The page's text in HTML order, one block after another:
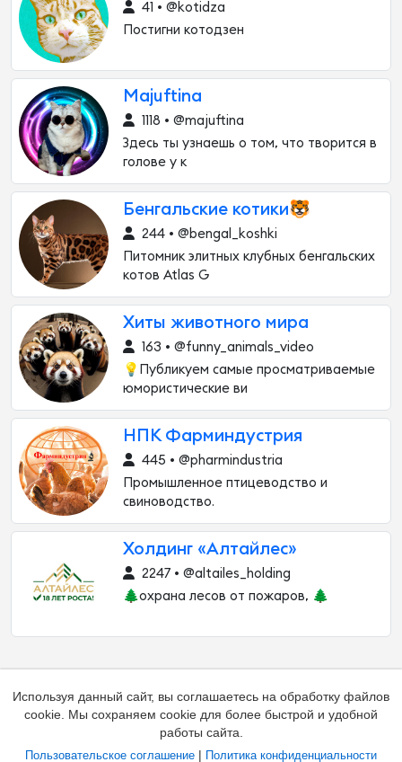
41 • @kotidza
Постигни котодзен
Majuftina
1118 • @majuftina
Здесь ты узнаешь о том, что творится в
голове у к
Бенгальские котики🐯
244 • @bengal_koshki
Питомник элитных клубных бенгальских
котов Atlas G
Хиты животного мира
163 • @funny_animals_video
💡Публикуем самые просматриваемые
юмористические ви
НПК Фарминдустрия
445 • @pharmindustria
Промышленное птицеводство и
свиноводство.
Холдинг «Алтайлес»
2247 • @altailes_holding
🌲охрана лесов от пожаров, 🌲
Используя данный сайт, вы соглашаетесь на обработку файлов
cookie. Мы сохраняем cookie для более быстрой и удобной
работы сайта.
Пользовательское соглашение | Политика конфиденциальности